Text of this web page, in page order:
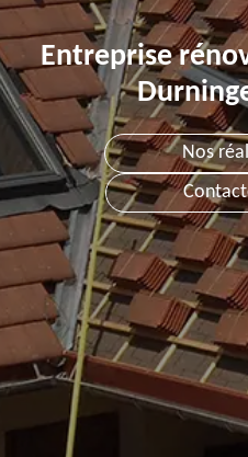
Entreprise
Nos